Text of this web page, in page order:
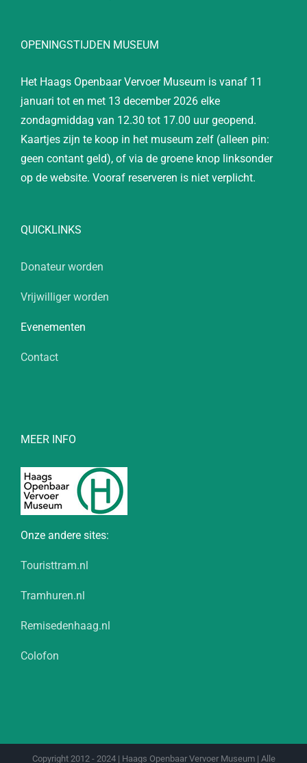
OPENINGSTIJDEN MUSEUM
Het Haags Openbaar Vervoer Museum is vanaf 11
januari tot en met 13 december 2026 elke
zondagmiddag van 12.30 tot 17.00 uur geopend.
Kaartjes zijn te koop in het museum zelf (alleen pin:
geen contant geld), of via de groene knop linksonder
op de website. Vooraf reserveren is niet verplicht.
QUICKLINKS
Donateur worden
Vrijwilliger worden
Evenementen
Contact
MEER INFO
Onze andere sites:
Touristtram.nl
Tramhuren.nl
Remisedenhaag.nl
Colofon
Copyright 2012 - 2024 | Haags Openbaar Vervoer Museum | Alle